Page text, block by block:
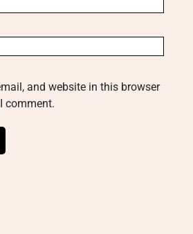
and website in this browser
comment.